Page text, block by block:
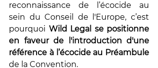
reconnaissance de l’écocide au
sein du Conseil de l'Europe, c’est
pourquoi Wild Legal se positionne
en faveur de l'introduction d'une
de la Convention.